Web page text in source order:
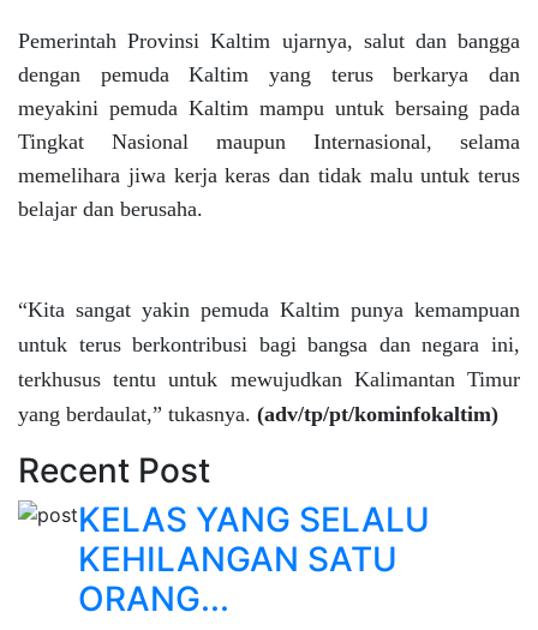
Pemerintah Provinsi Kaltim ujarnya, salut dan bangga
dengan pemuda Kaltim yang terus berkarya dan
meyakini pemuda Kaltim mampu untuk bersaing pada
Tingkat Nasional maupun Internasional, selama
memelihara jiwa kerja keras dan tidak malu untuk terus
belajar dan berusaha.
“Kita sangat yakin pemuda Kaltim punya kemampuan
untuk terus berkontribusi bagi bangsa dan negara ini,
terkhusus tentu untuk mewujudkan Kalimantan Timur
yang berdaulat,” tukasnya. (adv/tp/pt/kominfokaltim)
Recent Post
KELAS YANG SELALU
KEHILANGAN SATU
ORANG...